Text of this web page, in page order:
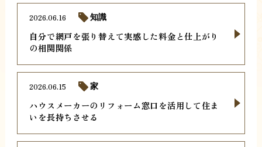
自分で網戸を張り替えて実感した料金と仕上がり
の相関関係
2026.06.16 知識
ハウスメーカーのリフォーム窓口を活用して住ま
いを長持ちさせる
2026.06.15 家